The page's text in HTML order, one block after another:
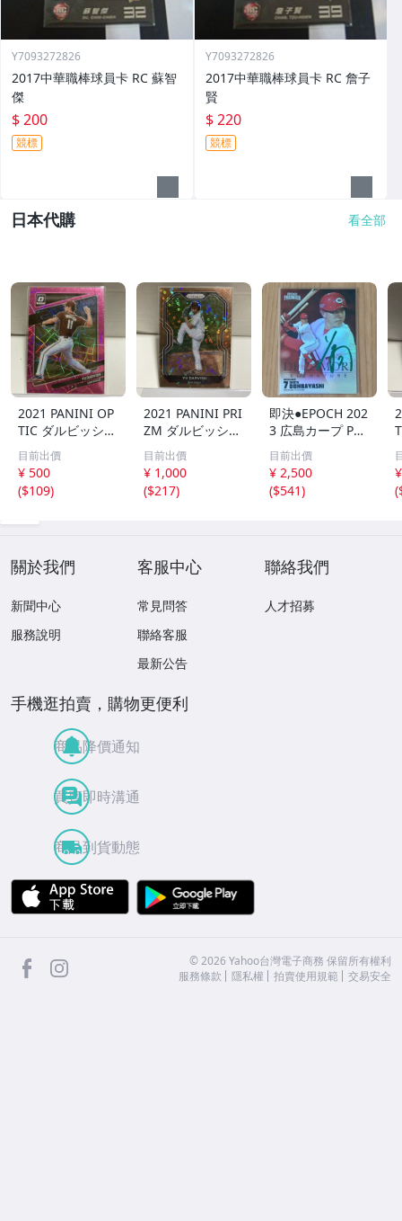
Y7093272826
2017中華職棒球員卡 RC 蘇智
傑
$ 200
競標
Y7093272826
2017中華職棒球員卡 RC 詹子
賢
$ 220
競標
日本代購 看全部
2021 PANINI OP
TIC ダルビッシュ
有 249枚限定
シリアルカード
パドレス
目前出價
¥ 500
($109)
2021 PANINI PRI
ZM ダルビッシュ
有 40枚限定
シリアルカード
パドレス
目前出價
¥ 1,000
($217)
即決●EPOCH 202
3 広島カープ PRE
MIER EDITION
堂林翔太 /5枚限
定 デコモリ緑箔
サインカード #D
目前出價
¥ 2,500
($541)
(
關於我們
新聞中心
服務說明
客服中心
常見問答
聯絡客服
最新公告
聯絡我們
人才招募
手機逛拍賣，購物更便利
商品降價通知
買賣即時溝通
商品到貨動態
APP Store
facebook ©2026 Yahoo台灣電子商務 保留所有權利
服務條款
隱私權 拍賣使用規範 交易安全